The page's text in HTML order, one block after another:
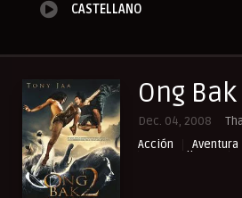
CASTELLANO
Ong Bak
Dec. 04, 2008
Acción
Aventura
NewPelis org